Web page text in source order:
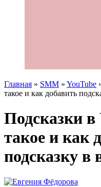
Главная » SMM » YouTube
такое и как добавить
Подсказки в
такое и как
подсказку в